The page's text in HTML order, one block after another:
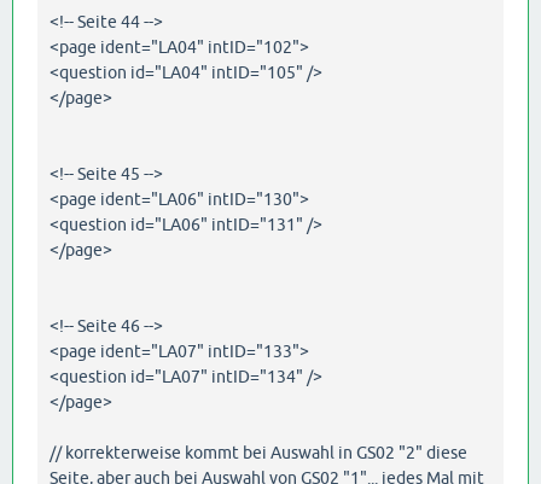
<!-- Seite 44 -->
<page ident="LA04" intID="102">
<question id="LA04" intID="105" />
</page>
<!-- Seite 45 -->
<page ident="LA06" intID="130">
<question id="LA06" intID="131" />
</page>
<!-- Seite 46 -->
<page ident="LA07" intID="133">
<question id="LA07" intID="134" />
</page>
// korrekterweise kommt bei Auswahl in GS02 "2" diese
Seite, aber auch bei Auswahl von GS02 "1"... jedes Mal mit